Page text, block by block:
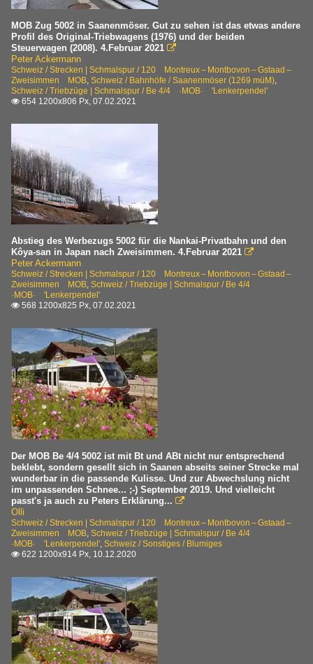
MOB Zug 5002 in Saanenmöser. Gut zu sehen ist das etwas andere
Profil des Original-Triebwagens (1976) und der beiden
Steuerwagen (2008). 4.Februar 2021 
Peter Ackermann
Schweiz / Strecken | Schmalspur / 120 Montreux – Montbovon – Gstaad –
Zweisimmen MOB, Schweiz / Bahnhöfe / Saanenmöser (1269 müM),
Schweiz / Triebzüge | Schmalspur / Be 4/4 ·MOB· 'Lenkerpendel'
 654 1200x806 Px, 07.02.2021
Abstieg des Werbezugs 5002 für die Nankai-Privatbahn und den
Kôya-san in Japan nach Zweisimmen. 4.Februar 2021 
Peter Ackermann
Schweiz / Strecken | Schmalspur / 120 Montreux – Montbovon – Gstaad –
Zweisimmen MOB, Schweiz / Triebzüge | Schmalspur / Be 4/4
·MOB· 'Lenkerpendel'
 568 1200x825 Px, 07.02.2021
Der MOB Be 4/4 5002 ist mit Bt und ABt nicht nur entsprechend
beklebt, sondern gesellt sich in Saanen abseits seiner Strecke mal
wunderbar in die passende Kulisse. Und zur Abwechslung nicht
im unpassenden Schnee... ;-) September 2019. Und vielleicht
passt's ja auch zu Peters Erklärung... 
Olli
Schweiz / Strecken | Schmalspur / 120 Montreux – Montbovon – Gstaad –
Zweisimmen MOB, Schweiz / Triebzüge | Schmalspur / Be 4/4
·MOB· 'Lenkerpendel', Schweiz / Sonstiges / Blumiges
 622 1200x914 Px, 10.12.2020